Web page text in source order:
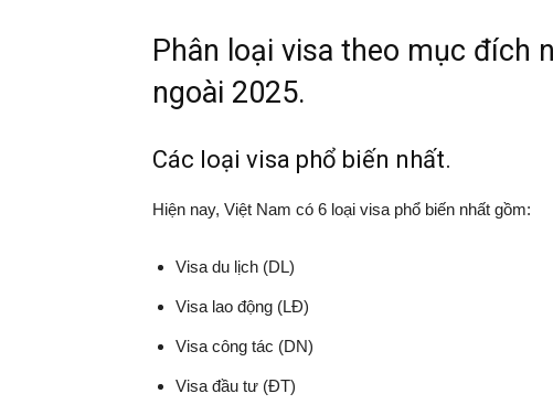
Phân loại visa theo mục đích
ngoài 2025.
Các loại visa phổ biến nhất.
Hiện nay, Việt Nam có 6 loại visa phổ biến nhất gồm:
Visa du lịch (DL)
Visa lao động (LĐ)
Visa công tác (DN)
Visa đầu tư (ĐT)